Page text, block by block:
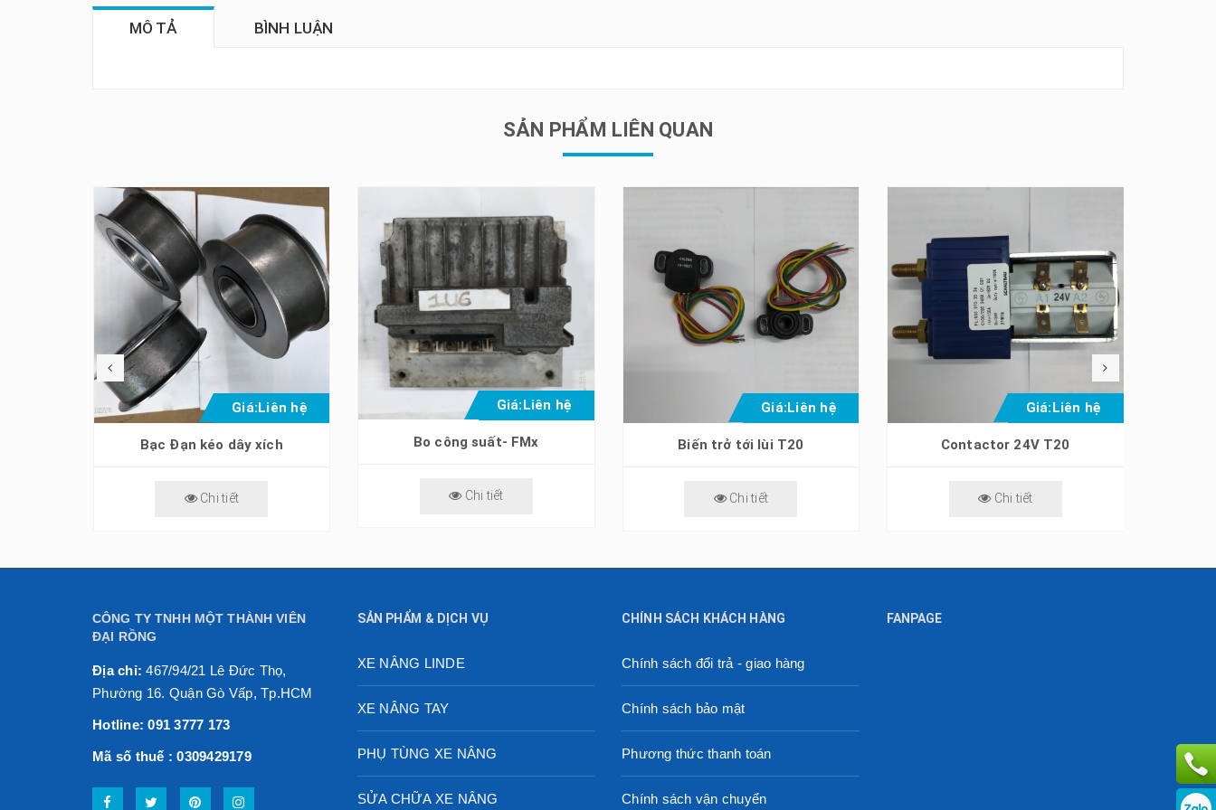
MÔ TẢ BÌNH LUẬN
SẢN PHẨM LIÊN QUAN
Giá:Liên hệ
Bạc Đạn kéo dây xích
Chi tiết
Giá:Liên hệ
Bo công suất- FMx
Chi tiết
Giá:Liên hệ
Biến trở tới lùi T20
Chi tiết
Giá:Liên hệ
Contactor 24V T20
Chi tiết
CÔNG TY TNHH MỘT THÀNH VIÊN
ĐẠI RỒNG
Địa chỉ:467/94/21 Lê Đức Thọ,
Phường 16. Quận Gò Vấp, Tp.HCM
Hotline: 091 3777 173
Mã số thuế : 0309429179
SẢN PHẨM & DỊCH VỤ
XE NÂNG LINDE
XE NÂNG TAY
PHỤ TÙNG XE NÂNG
SỬA CHỮA XE NÂNG
CHÍNH SÁCH KHÁCH HÀNG
Chính sách đổi trả - giao hàng
Chính sách bảo mật
Phương thức thanh toán
Chính sách vận chuyển
FANPAGE